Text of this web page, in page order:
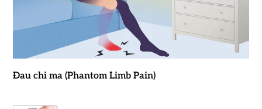
Đau chi ma (Phantom Limb Pain)